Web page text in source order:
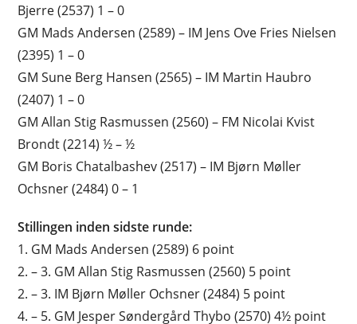
Bjerre (2537) 1 – 0
GM Mads Andersen (2589) – IM Jens Ove Fries Nielsen
(2395) 1 – 0
GM Sune Berg Hansen (2565) – IM Martin Haubro
(2407) 1 – 0
GM Allan Stig Rasmussen (2560) – FM Nicolai Kvist
Brondt (2214) ½ – ½
GM Boris Chatalbashev (2517) – IM Bjørn Møller
Ochsner (2484) 0 – 1
Stillingen inden sidste runde:
1. GM Mads Andersen (2589) 6 point
2. – 3. GM Allan Stig Rasmussen (2560) 5 point
2. – 3. IM Bjørn Møller Ochsner (2484) 5 point
4. – 5. GM Jesper Søndergård Thybo (2570) 4½ point